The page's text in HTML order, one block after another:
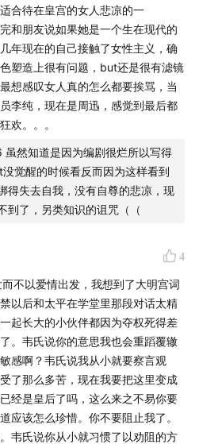
合待在皇宫的女人悲凉的一
和朋友说如果她是一个生在现代的
年现在的自己接触了女性主义，确
塑造上很有问题，but还是很有滤镜
想感叹女人真的怎么都要挨骂，当
李纯，现在是周迅，感觉到最后都
欢。。。
虽然知道是因为编剧很烂所以写得
觉醒的时候看反而因为这样看到
得失去自我，没有自尊的悲凉，现
到了，另类知识的诅咒（（
4
不以爱情出发，我想到了大明宫词
以后和太平在学堂里那段对话太精
起长大的小伙伴都因为夺权死得差
。韦氏说你的意思我也会重蹈覆辙
感啊？韦氏说我从小就要察言观
了那么多苦，现在我要把这里变成
经是皇后了吗，这么来之不易你要
应该怎么珍惜。你不要阻止我了。
韦氏说你从小就习惯了以劝阻的方